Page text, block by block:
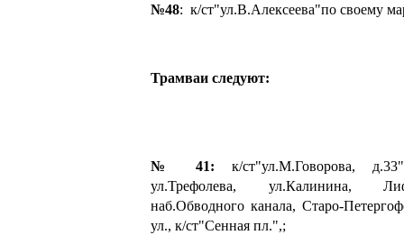
№48: к/ст"ул.В.Алексеева"по своему
Трамваи следуют:
№ 41: к/ст"ул.М.Говорова,
ул.Трефолева, ул.Калинина,
наб.Обводного канала, Старо-
ул., к/ст"Сенная пл.",;